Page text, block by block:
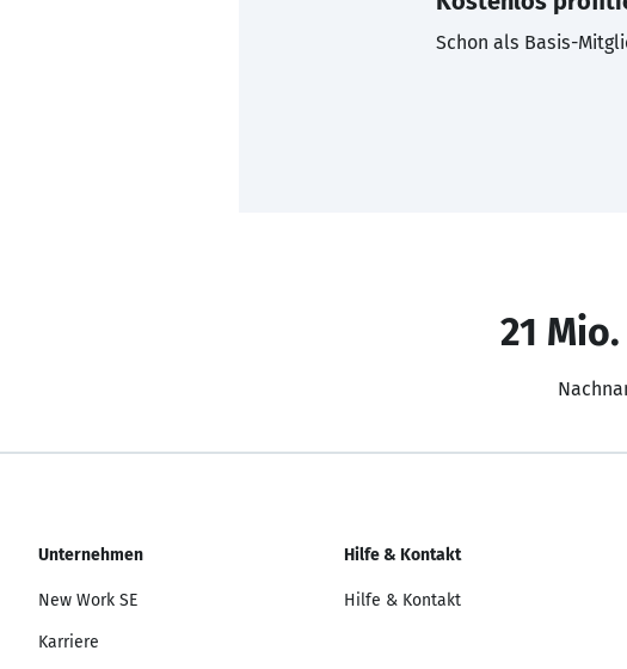
Schon als Basis-
21
Unternehmen
New Work SE
Karriere
Hilfe & Kontakt
Hilfe & Kontakt